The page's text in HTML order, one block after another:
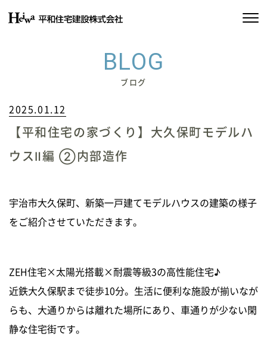
施工実績
物件情報
SDGsの取り組み
新築住宅お問合せ
リフォームお問合せ
BLOG
ブログ
2025.01.12
【平和住宅の家づくり】大久保町モデルハ
ウスⅡ編 ②内部造作
宇治市大久保町、新築一戸建てモデルハウスの建築の様子
をご紹介させていただきます。
ZEH住宅×太陽光搭載×耐震等級3の高性能住宅♪
近鉄大久保駅まで徒歩10分。生活に便利な施設が揃いなが
らも、大通りからは離れた場所にあり、車通りが少ない閑
静な住宅街です。